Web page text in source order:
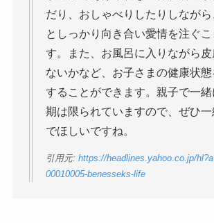
だり、おしゃべりしたりしながら
としっかり向き合い愛情を注ぐこ
す。また、お風呂に入りながら
ないかなど、お子さまの健康状態
することができます。親子で一
期は限られていますので、ぜひ
でほしいですね。
引用元: https://headlines.yahoo.co.jp/
00010005-benesseks-life